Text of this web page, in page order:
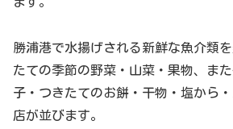
勝浦港で水揚げされる新鮮な魚介類
たての季節の野菜・山菜・果物、ま
子・つきたてのお餅・干物・塩から
店が並びます。